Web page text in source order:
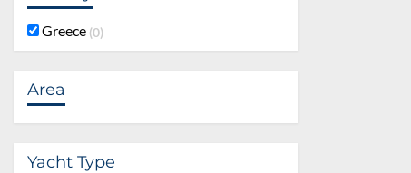
Greece 0
Area
Yacht Type